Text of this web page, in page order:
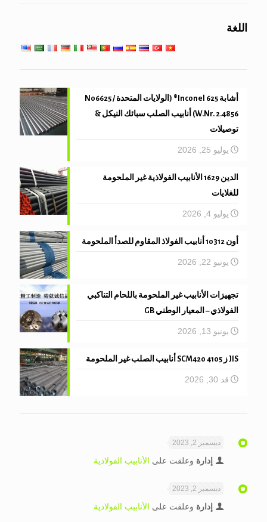
أنبوب الميكانيكية والدقةاللغة
أشابة 625 Inconel® (الولايات المتحدة N06625 /
W.Nr. 2.4856) أنابيب الصلب سبائك النيكل &
توصيلات
يوليو 25, 2026
الدين 1629 الأنابيب الفولاذية غير الملحومة
للغلايات
يوليو 4, 2026
أون 10312 أنابيب الفولاذ المقاوم للصدأ الملحومة
يونيو 22, 2026
تجهيزات الأنابيب غير الملحومة باللحام التناكبي
الفولاذي – المعيار الوطني GB
يونيو 13, 2026
JIS ز 4105 SCM420 أنابيب الصلب غير الملحومة
قد 30, 2026
ديسمبر 2, 2023
إدارة وعلقت على الأنابيب الفولاذية
ديسمبر 2, 2023
إدارة وعلقت على الأنابيب الفولاذية